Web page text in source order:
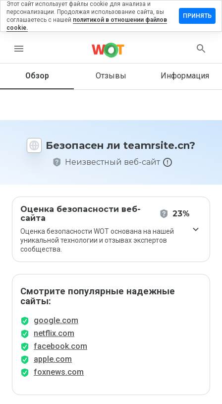
menu
Обзор Отзывы Информация
Безопасен ли teamrsite.cn?
Неизвестный веб-сайт
Оценка безопасности веб-
сайта
23%
Оценка безопасности WOT основана на нашей
уникальной технологии и отзывах экспертов
сообщества.
Смотрите популярные надежные
сайты:
google.com
netflix.com
facebook.com
apple.com
foxnews.com
на
Как бы
этот
1 до 5?
Этот сайт использует файлы cookie для анализа и
персонализации. Продолжая использование сайта, вы
соглашаетесь с нашей политикой в отношении файлов
cookie.
ПРИНЯТЬ